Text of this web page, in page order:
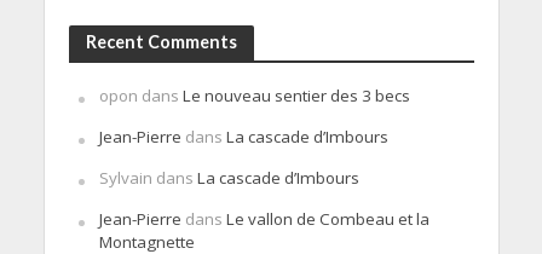
Recent Comments
opon dans Le nouveau sentier des 3 becs
Jean-Pierre dans La cascade d’Imbours
Sylvain dans La cascade d’Imbours
Jean-Pierre dans Le vallon de Combeau et la
Montagnette